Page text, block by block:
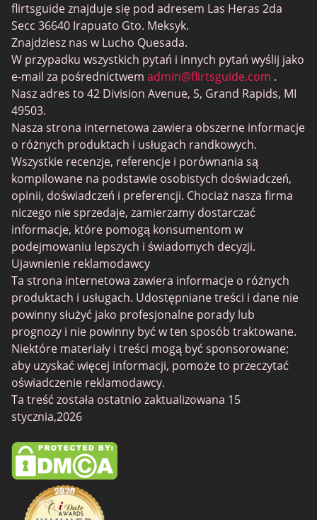
Przypadkowy Sex Randki
Elite Randki
BBW Randki
Trans Randki
Cougar Randki
Randki dla dorosłych
Randki dla lesbijek
Gamer Randki
Senior Randki
SilverDaddies
Chat Avenue
Mingle2
SwingLifestyle
Feabie
Chatib
Cougar Life
Sugardaddymeet
Spdate
AsianDate
FaceFlow
flirtsguide znajduje się pod adresem Las Heras 2da
Secc 36640 Irapuato Gto. Meksyk.
Znajdziesz nas w Lucho Quesada.
W przypadku wszystkich pytań i innych pytań wyślij jako
e-mail za pośrednictwem admin@flirtsguide.com .
Nasz adres to 42 Division Avenue, S, Grand Rapids, MI
49503.
Nasza strona internetowa zawiera obszerne informacje
o różnych produktach i usługach randkowych.
Wszystkie recenzje, referencje i porównania są
kompilowane na podstawie osobistych doświadczeń,
opinii, doświadczeń i preferencji. Chociaż nasza firma
niczego nie sprzedaje, zamierzamy dostarczać
informacje, które pomogą konsumentom w
podejmowaniu lepszych i świadomych decyzji.
Ujawnienie reklamodawcy
Ta strona internetowa zawiera informacje o różnych
produktach i usługach. Udostępniane treści i dane nie
powinny służyć jako profesjonalne porady lub
prognozy i nie powinny być w ten sposób traktowane.
Niektóre materiały i treści mogą być sponsorowane;
aby uzyskać więcej informacji, pomoże to przeczytać
oświadczenie reklamodawcy.
Ta treść została ostatnio zaktualizowana 15
stycznia,2026